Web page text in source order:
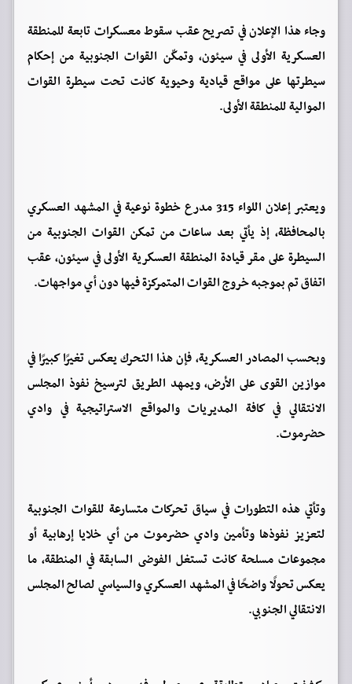
وجاء هذا الإعلان في تصريح عقب سقوط معسكرات تابعة للمنطقة
العسكرية الأولى في سيئون، وتمكّن القوات الجنوبية من إحكام
سيطرتها على مواقع قيادية وحيوية كانت تحت سيطرة القوات
الموالية للمنطقة الأولى.
ويعتبر إعلان اللواء 315 مدرع خطوة نوعية في المشهد العسكري
بالمحافظة، إذ يأتي بعد ساعات من تمكن القوات الجنوبية من
السيطرة على مقر قيادة المنطقة العسكرية الأولى في سيئون، عقب
اتفاق تم بموجبه خروج القوات المتمركزة فيها دون أي مواجهات.
وبحسب المصادر العسكرية، فإن هذا التحرك يعكس تغيرًا كبيرًا في
موازين القوى على الأرض، ويمهد الطريق لترسيخ نفوذ المجلس
الانتقالي في كافة المديريات والمواقع الاستراتيجية في وادي
حضرموت.
وتأتي هذه التطورات في سياق تحركات متسارعة للقوات الجنوبية
لتعزيز نفوذها وتأمين وادي حضرموت من أي خلايا إرهابية أو
مجموعات مسلحة كانت تستغل الفوضى السابقة في المنطقة، ما
يعكس تحولًا واضحًا في المشهد العسكري والسياسي لصالح المجلس
الانتقالي الجنوبي.